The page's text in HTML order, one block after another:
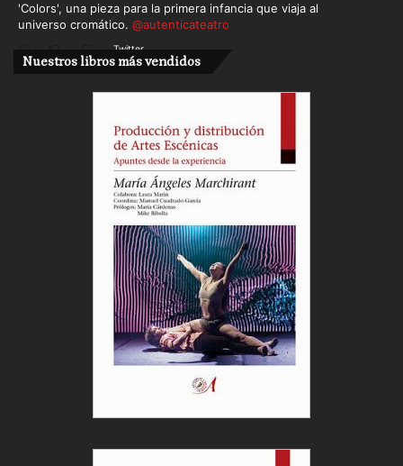
'Colors', una pieza para la primera infancia que viaja al
universo cromático. @autenticateatro
Twitter
Cargar más
Nuestros libros más vendidos